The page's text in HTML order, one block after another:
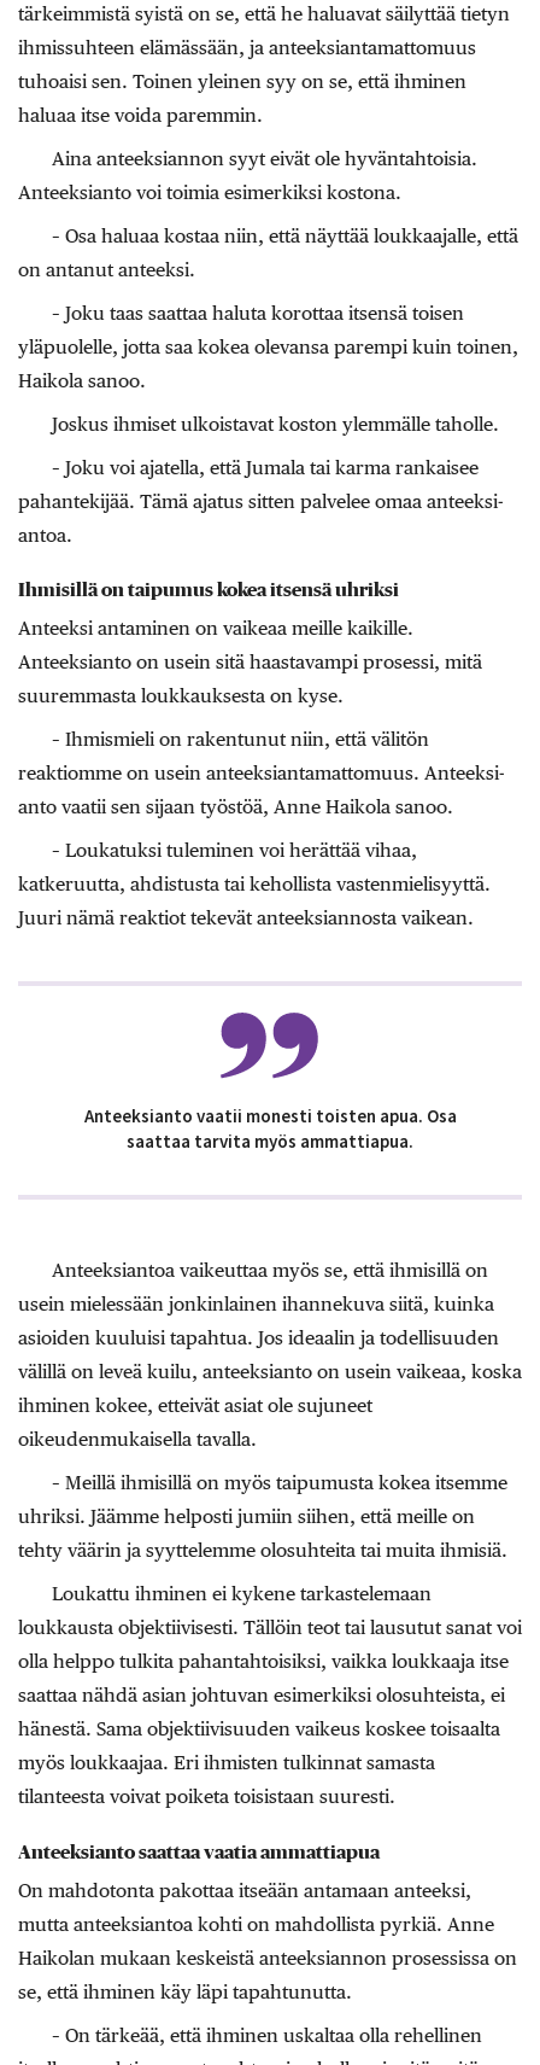
tärkeimmistä syistä on se, että he haluavat säilyttää tietyn
ihmissuhteen elämässään, ja anteeksiantamattomuus
tuhoaisi sen. Toinen yleinen syy on se, että ihminen
haluaa itse voida paremmin.
Aina anteeksiannon syyt eivät ole hyväntahtoisia.
Anteeksianto voi toimia esimerkiksi kostona.
– Osa haluaa kostaa niin, että näyttää loukkaajalle, että
on antanut anteeksi.
– Joku taas saattaa haluta korottaa itsensä toisen
yläpuolelle, jotta saa kokea olevansa parempi kuin toinen,
Haikola sanoo.
Joskus ihmiset ulkoistavat koston ylemmälle taholle.
– Joku voi ajatella, että Jumala tai karma rankaisee
pahantekijää. Tämä ajatus sitten palvelee omaa anteeksi­
antoa.
Ihmisillä on taipumus kokea itsensä uhriksi
Anteeksi antaminen on vaikeaa meille kaikille.
Anteeksianto on usein sitä haastavampi prosessi, mitä
suuremmasta loukkauksesta on kyse.
– Ihmismieli on rakentunut niin, että välitön
reaktiomme on usein anteeksiantamattomuus. Anteeksi­
anto vaatii sen sijaan työstöä, Anne Haikola sanoo.
– Loukatuksi tuleminen voi herättää vihaa,
katkeruutta, ahdistusta tai kehollista vastenmielisyyttä.
Juuri nämä reaktiot tekevät anteeksi­annosta vaikean.
Anteeksianto vaatii ­monesti toisten apua. Osa
saattaa tarvita myös ammattiapua.
Anteeksiantoa vaikeuttaa myös se, että ihmisillä on
usein mielessään jonkinlainen ihannekuva siitä, kuinka
asioiden kuuluisi tapahtua. Jos ideaa­lin ja todellisuuden
välillä on leveä kuilu, anteeksianto on usein vaikeaa, koska
ihminen kokee, etteivät asiat ole sujuneet
oikeudenmukaisella tavalla.
– Meillä ihmisillä on myös taipumusta kokea itsemme
uhriksi. Jäämme helposti jumiin siihen, että meille on
tehty väärin ja syyttelemme olosuhteita tai muita ihmisiä.
Loukattu ihminen ei kykene tarkastelemaan
loukkausta objektiivisesti. Tällöin teot tai lausutut sanat voi
olla helppo tulkita pahantahtoisiksi, vaikka loukkaaja itse
saattaa nähdä asian johtuvan esimerkiksi olosuhteista, ei
hänestä. Sama objektiivisuuden vaikeus koskee toisaalta
myös loukkaajaa. Eri ihmisten tulkinnat samasta
tilanteesta voivat poiketa toisistaan suuresti.
Anteeksianto saattaa vaatia ammattiapua
On mahdotonta pakottaa itseään antamaan anteeksi,
mutta anteeksiantoa kohti on mahdollista pyrkiä. Anne
Haikolan mukaan keskeistä anteeksiannon prosessissa on
se, että ihminen käy läpi tapahtunutta.
– On tärkeää, että ihminen uskaltaa olla rehellinen